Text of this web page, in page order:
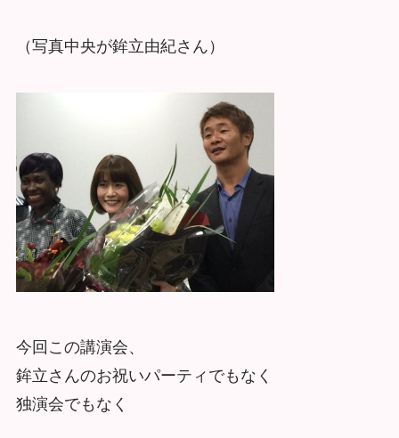
（写真中央が鉾立由紀さん）
今回この講演会、
鉾立さんのお祝いパーティでもなく
独演会でもなく